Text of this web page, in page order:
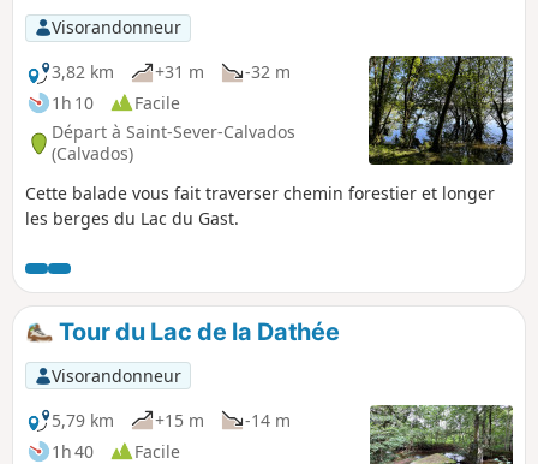
Visorandonneur
3,82 km
+31 m
-32 m
1h 10
Facile
Départ à Saint-Sever-Calvados
(Calvados)
Cette balade vous fait traverser chemin forestier et longer
les berges du Lac du Gast.
Tour du Lac de la Dathée
Visorandonneur
5,79 km
+15 m
-14 m
1h 40
Facile